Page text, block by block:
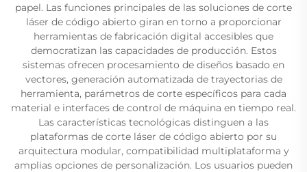
papel. Las funciones principales de las soluciones de corte
láser de código abierto giran en torno a proporcionar
herramientas de fabricación digital accesibles que
democratizan las capacidades de producción. Estos
sistemas ofrecen procesamiento de diseños basado en
vectores, generación automatizada de trayectorias de
herramienta, parámetros de corte específicos para cada
material e interfaces de control de máquina en tiempo real.
Las características tecnológicas distinguen a las
plataformas de corte láser de código abierto por su
arquitectura modular, compatibilidad multiplataforma y
amplias opciones de personalización. Los usuarios pueden